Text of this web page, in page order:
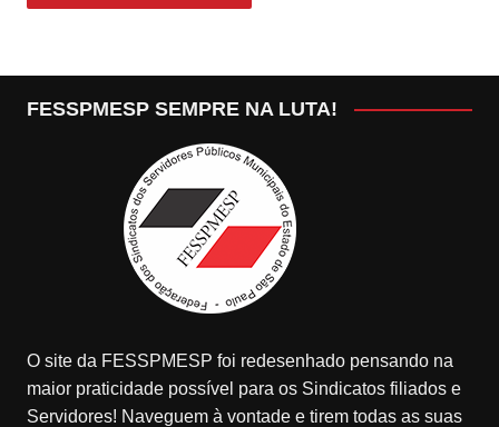
FESSPMESP SEMPRE NA LUTA!
O site da FESSPMESP foi redesenhado pensando na
maior praticidade possível para os Sindicatos filiados e
Servidores! Naveguem à vontade e tirem todas as suas